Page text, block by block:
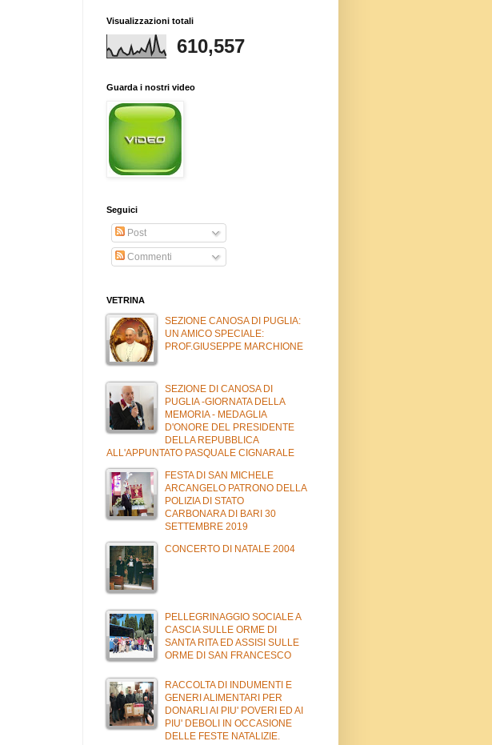
Visualizzazioni totali
610,557
Guarda i nostri video
Seguici
Post
Commenti
VETRINA
SEZIONE CANOSA DI PUGLIA:
UN AMICO SPECIALE:
PROF.GIUSEPPE MARCHIONE
SEZIONE DI CANOSA DI
PUGLIA -GIORNATA DELLA
MEMORIA - MEDAGLIA
D'ONORE DEL PRESIDENTE
DELLA REPUBBLICA
ALL'APPUNTATO PASQUALE CIGNARALE
FESTA DI SAN MICHELE
ARCANGELO PATRONO DELLA
POLIZIA DI STATO
CARBONARA DI BARI 30
SETTEMBRE 2019
CONCERTO DI NATALE 2004
PELLEGRINAGGIO SOCIALE A
CASCIA SULLE ORME DI
SANTA RITA ED ASSISI SULLE
ORME DI SAN FRANCESCO
RACCOLTA DI INDUMENTI E
GENERI ALIMENTARI PER
DONARLI AI PIU' POVERI ED AI
PIU' DEBOLI IN OCCASIONE
DELLE FESTE NATALIZIE.